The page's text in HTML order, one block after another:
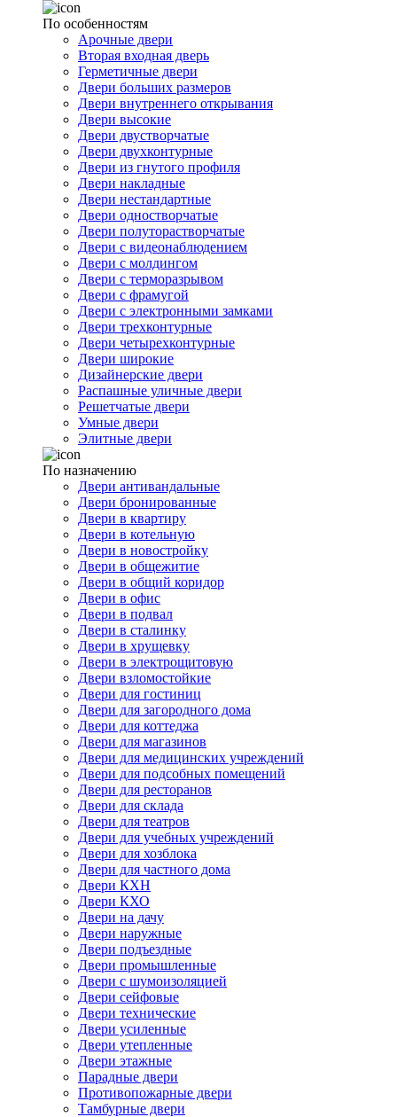
По особенностям
Арочные двери
Вторая входная дверь
Герметичные двери
Двери больших размеров
Двери внутреннего открывания
Двери высокие
Двери двустворчатые
Двери двухконтурные
Двери из гнутого профиля
Двери накладные
Двери нестандартные
Двери одностворчатые
Двери полуторастворчатые
Двери с видеонаблюдением
Двери с молдингом
Двери с терморазрывом
Двери с фрамугой
Двери с электронными замками
Двери трехконтурные
Двери четырехконтурные
Двери широкие
Дизайнерские двери
Распашные уличные двери
Решетчатые двери
Умные двери
Элитные двери
По назначению
Двери антивандальные
Двери бронированные
Двери в квартиру
Двери в котельную
Двери в новостройку
Двери в общежитие
Двери в общий коридор
Двери в офис
Двери в подвал
Двери в сталинку
Двери в хрущевку
Двери в электрощитовую
Двери взломостойкие
Двери для гостиниц
Двери для загородного дома
Двери для коттеджа
Двери для магазинов
Двери для медицинских учреждений
Двери для подсобных помещений
Двери для ресторанов
Двери для склада
Двери для театров
Двери для учебных учреждений
Двери для хозблока
Двери для частного дома
Двери КХН
Двери КХО
Двери на дачу
Двери наружные
Двери подъездные
Двери промышленные
Двери с шумоизоляцией
Двери сейфовые
Двери технические
Двери усиленные
Двери утепленные
Двери этажные
Парадные двери
Противопожарные двери
Тамбурные двери